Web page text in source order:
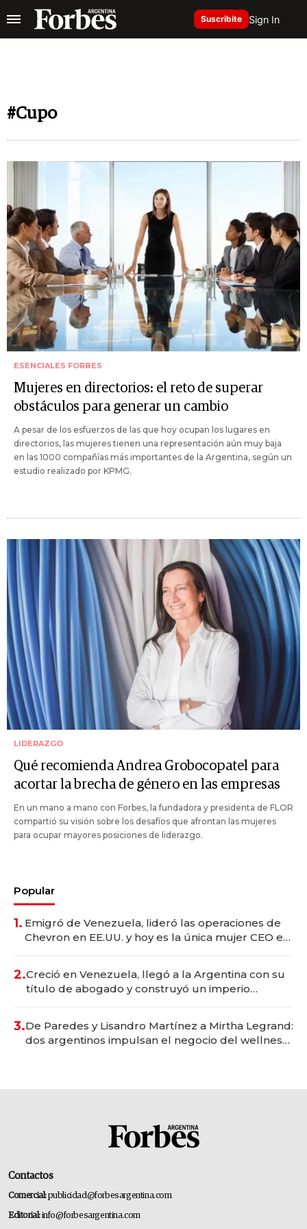
Suscribite Sign In
#Cupo
ESENCIALES FORBES
Mujeres en directorios: el reto de superar
obstáculos para generar un cambio
A pesar de los esfuerzos de las que hoy ocupan los lugares en
directorios, las mujeres tienen una representación aún muy baja
en las 1000 compañías más importantes de la Argentina, según un
estudio realizado por KPMG.
LIDERAZGO
Qué recomienda Andrea Grobocopatel para
acortar la brecha de género en las empresas
En un mano a mano con Forbes, la fundadora y presidenta de FLOR
compartió su visión sobre los desafíos que afrontan las mujeres
para ocupar mayores posiciones de liderazgo.
Popular
1. Emigró de Venezuela, lideró las operaciones de
Chevron en EE.UU. y hoy es la única mujer CEO en
2.Creció en Venezuela, llegó a la Argentina con su
título de abogado y construyó un imperio
3.De Paredes y Lisandro Martínez a Mirtha Legrand:
dos argentinos impulsan el negocio del wellness
Contactos
Comercial:publicidad@forbesargentina.com
Editorial:info@forbesargentina.com